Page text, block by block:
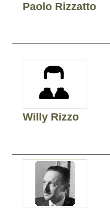
Paolo Rizzatto
Willy Rizzo